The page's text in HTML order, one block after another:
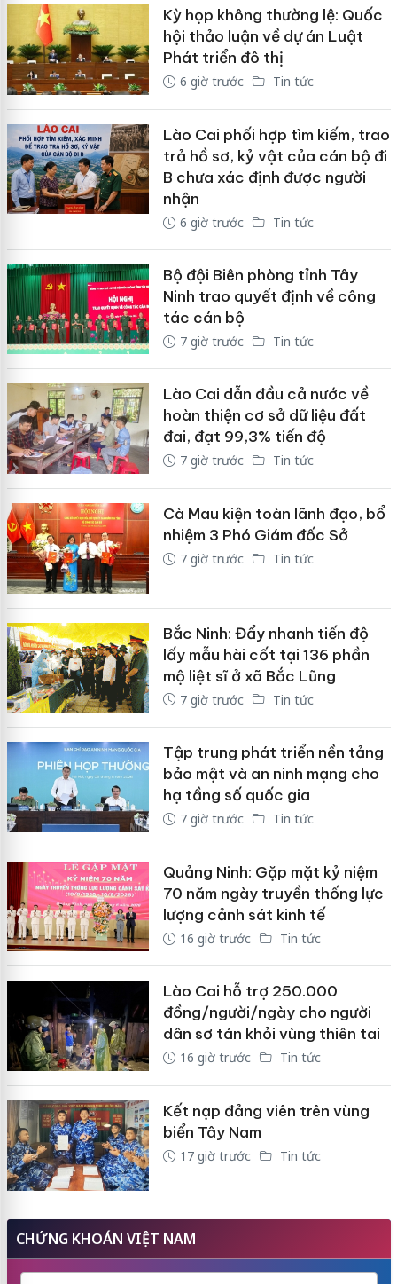
Kỳ họp không thường lệ: Quốc
hội thảo luận về dự án Luật
Phát triển đô thị
6 giờ trước Tin tức
Lào Cai phối hợp tìm kiếm, trao
trả hồ sơ, kỷ vật của cán bộ đi
B chưa xác định được người
nhận
6 giờ trước Tin tức
Bộ đội Biên phòng tỉnh Tây
Ninh trao quyết định về công
tác cán bộ
7 giờ trước Tin tức
Lào Cai dẫn đầu cả nước về
hoàn thiện cơ sở dữ liệu đất
đai, đạt 99,3% tiến độ
7 giờ trước Tin tức
Cà Mau kiện toàn lãnh đạo, bổ
nhiệm 3 Phó Giám đốc Sở
7 giờ trước Tin tức
Bắc Ninh: Đẩy nhanh tiến độ
lấy mẫu hài cốt tại 136 phần
mộ liệt sĩ ở xã Bắc Lũng
7 giờ trước Tin tức
Tập trung phát triển nền tảng
bảo mật và an ninh mạng cho
hạ tầng số quốc gia
7 giờ trước Tin tức
Quảng Ninh: Gặp mặt kỷ niệm
70 năm ngày truyền thống lực
lượng cảnh sát kinh tế
16 giờ trước Tin tức
Lào Cai hỗ trợ 250.000
đồng/người/ngày cho người
dân sơ tán khỏi vùng thiên tai
16 giờ trước Tin tức
Kết nạp đảng viên trên vùng
biển Tây Nam
17 giờ trước Tin tức
CHỨNG KHOÁN VIỆT NAM